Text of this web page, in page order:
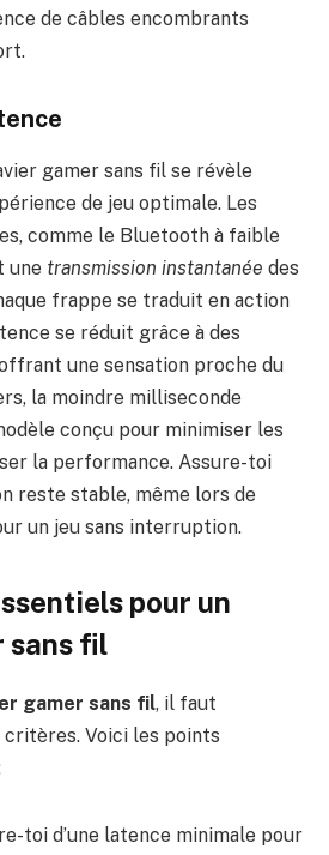
de câbles encombrants
gamer sans fil se révèle
de jeu optimale. Les
comme le Bluetooth à faible
une transmission instantanée des
frappe se traduit en action
se réduit grâce à des
une sensation proche du
la moindre milliseconde
conçu pour minimiser les
la performance. Assure-toi
reste stable, même lors de
un jeu sans interruption.
pour un
sans fil
gamer sans fil, il faut
Voici les points
toi d’une latence minimale pour